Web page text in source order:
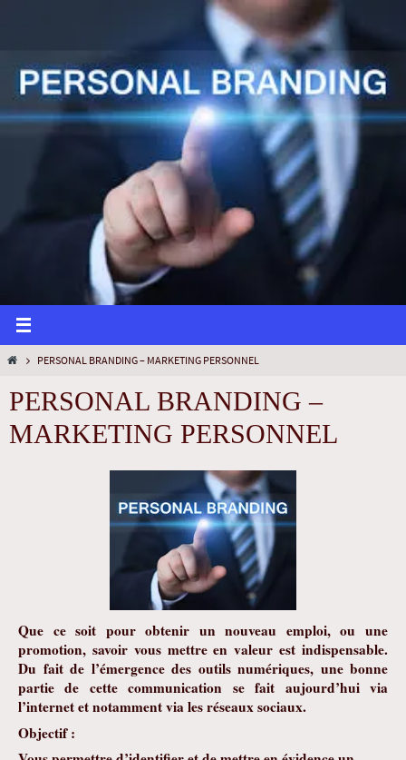
PERSONAL BRANDING – MARKETING PERSONNEL
PERSONAL BRANDING –
MARKETING PERSONNEL
Que ce soit pour obtenir un nouveau emploi, ou une
promotion, savoir vous mettre en valeur est indispensable.
Du fait de l’émergence des outils numériques, une bonne
partie de cette communication se fait aujourd’hui via
l’internet et notamment via les réseaux sociaux.
Objectif :